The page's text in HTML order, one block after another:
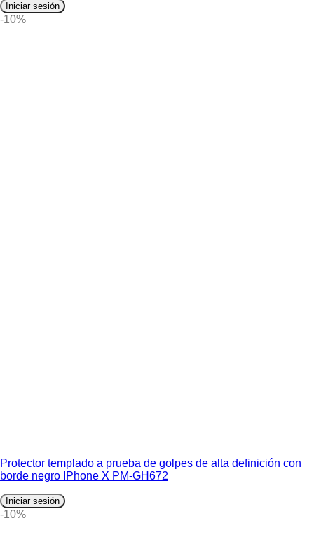
Iniciar sesión
-10%
Protector templado a prueba de golpes de alta definición con
borde negro IPhone X PM-GH672
Iniciar sesión
-10%